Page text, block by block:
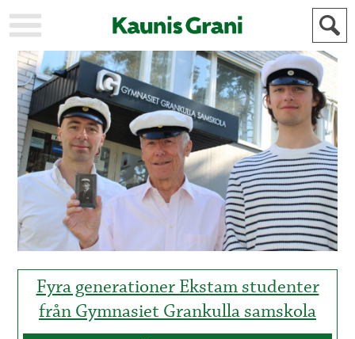
KAUPUNKI
STADEN
AJANKOHTAISTA
AKTUELLT
URHEILU
IDROTT
KULTTUURI
KULTUR
HISTORIA
HISTORIA
YLEINEN
ALLMÄN
MAINOSTAJILLE
FÖR
ANNONSÖRER
Fyra generationer Ekstam studenter
från Gymnasiet Grankulla samskola